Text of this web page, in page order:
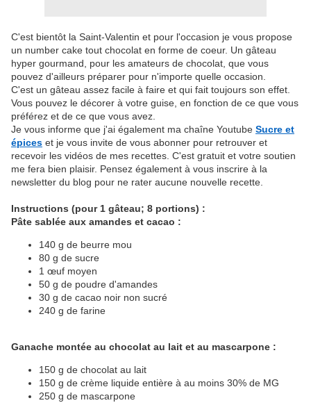
C'est bientôt la Saint-Valentin et pour l'occasion je vous propose
un number cake tout chocolat en forme de coeur. Un gâteau
hyper gourmand, pour les amateurs de chocolat, que vous
pouvez d'ailleurs préparer pour n'importe quelle occasion.
C'est un gâteau assez facile à faire et qui fait toujours son effet.
Vous pouvez le décorer à votre guise, en fonction de ce que vous
préférez et de ce que vous avez.
Je vous informe que j'ai également ma chaîne Youtube Sucre et
épices et je vous invite de vous abonner pour retrouver et
recevoir les vidéos de mes recettes. C'est gratuit et votre soutien
me fera bien plaisir. Pensez également à vous inscrire à la
newsletter du blog pour ne rater aucune nouvelle recette.
Instructions (pour 1 gâteau; 8 portions) :
Pâte sablée aux amandes et cacao :
140 g de beurre mou
80 g de sucre
1 œuf moyen
50 g de poudre d'amandes
30 g de cacao noir non sucré
240 g de farine
Ganache montée au chocolat au lait et au mascarpone :
150 g de chocolat au lait
150 g de crème liquide entière à au moins 30% de MG
250 g de mascarpone